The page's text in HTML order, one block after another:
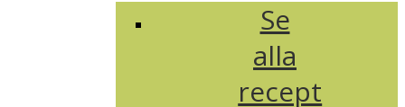
Se
alla
recept